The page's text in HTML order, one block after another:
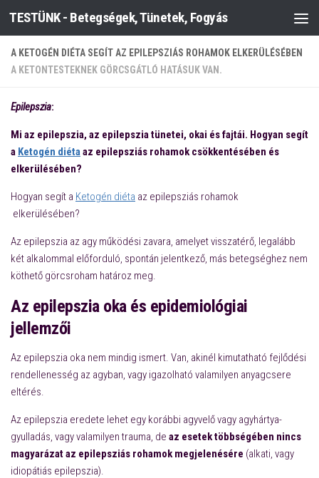
Skip to content
TESTÜNK - Betegségek, Tünetek, Fogyás
A KETOGÉN DIÉTA SEGÍT AZ EPILEPSZIÁS ROHAMOK ELKERÜLÉSÉBEN
A KETONTESTEKNEK GÖRCSGÁTLÓ HATÁSUK VAN.
Epilepszia:
Mi az epilepszia, az epilepszia tünetei, okai és fajtái. Hogyan segít
a Ketogén diétaaz epilepsziás rohamok csökkentésében és
elkerülésében?
Hogyan segít a Ketogén diéta az epilepsziás rohamok
elkerülésében?
Az epilepszia az agy működési zavara, amelyet visszatérő, legalább
két alkalommal előforduló, spontán jelentkező, más betegséghez nem
köthető görcsroham határoz meg.
Az epilepszia oka és epidemiológiai
jellemzői
Az epilepszia oka nem mindig ismert. Van, akinél kimutatható fejlődési
rendellenesség az agyban, vagy igazolható valamilyen anyagcsere
eltérés.
Az epilepszia eredete lehet egy korábbi agyvelő vagy agyhártya-
gyulladás, vagy valamilyen trauma, de az esetek többségében nincs
magyarázat az epilepsziás rohamok megjelenésére (alkati, vagy
idiopátiás epilepszia).